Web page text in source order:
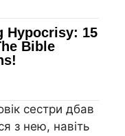
сестри дбав
з нею, навіть